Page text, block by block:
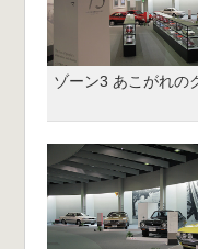
ゾーン3 あこがれの